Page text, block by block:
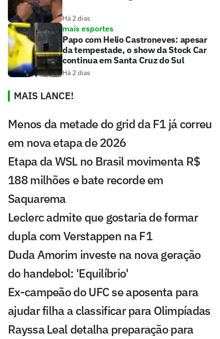
Há 2 dias
mais esportes
Papo com Helio Castroneves: apesar
da tempestade, o show da Stock Car
continua em Santa Cruz do Sul
Há 2 dias
MAIS LANCE!
Menos da metade do grid da F1 já correu
em nova etapa de 2026
Etapa da WSL no Brasil movimenta R$
188 milhões e bate recorde em
Saquarema
Leclerc admite que gostaria de formar
dupla com Verstappen na F1
Duda Amorim investe na nova geração
do handebol: 'Equilíbrio'
Ex-campeão do UFC se aposenta para
ajudar filha a classificar para Olimpíadas
Rayssa Leal detalha preparação para